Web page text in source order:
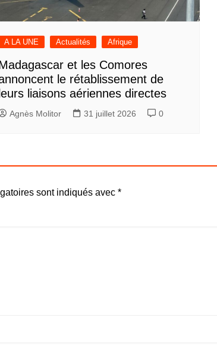
A LA UNE Actualités Afrique
et les Comores
le rétablissement de
leurs liaisons aériennes directes
Agnès Molitor 31 juillet 2026 0
sont indiqués avec *